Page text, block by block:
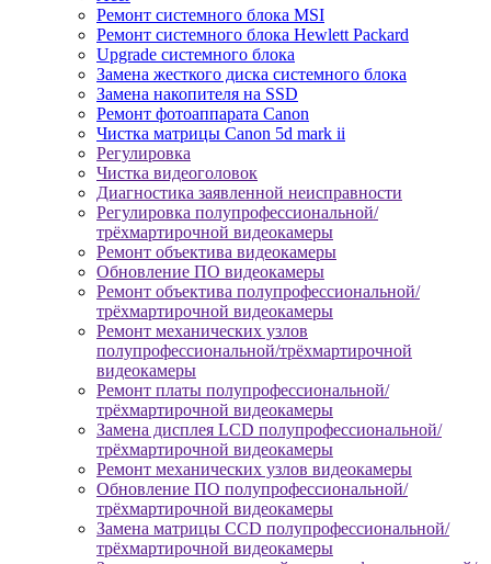
Ремонт системного блока MSI
Ремонт системного блока Hewlett Packard
Upgrade системного блока
Замена жесткого диска системного блока
Замена накопителя на SSD
Ремонт фотоаппарата Canon
Чистка матрицы Canon 5d mark ii
Регулировка
Чистка видеоголовок
Диагностика заявленной неисправности
Регулировка полупрофессиональной/
трёхмартирочной видеокамеры
Ремонт объектива видеокамеры
Обновление ПО видеокамеры
Ремонт объектива полупрофессиональной/
трёхмартирочной видеокамеры
Ремонт механических узлов
полупрофессиональной/трёхмартирочной
видеокамеры
Ремонт платы полупрофессиональной/
трёхмартирочной видеокамеры
Замена дисплея LCD полупрофессиональной/
трёхмартирочной видеокамеры
Ремонт механических узлов видеокамеры
Обновление ПО полупрофессиональной/
трёхмартирочной видеокамеры
Замена матрицы CCD полупрофессиональной/
трёхмартирочной видеокамеры